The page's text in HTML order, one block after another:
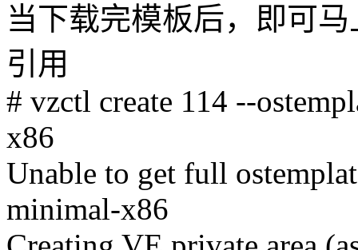
当下载完模板后，即可
引用
# vzctl create 114 --
x86
Unable to get full
minimal-x86